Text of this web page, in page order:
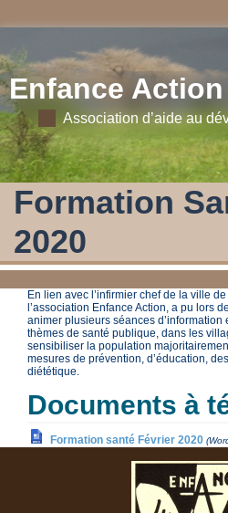
Enfance Action
Association d’aide au
Formation
2020
En lien avec l’infirmier chef de la ville
l’association Enfance Action, a pu lors
animer plusieurs séances d’information
thèmes de santé publique, dans les
sensibiliser la population
mesures de prévention, d’éducation,
diététique.
Documents à
Formation santé Février 2020